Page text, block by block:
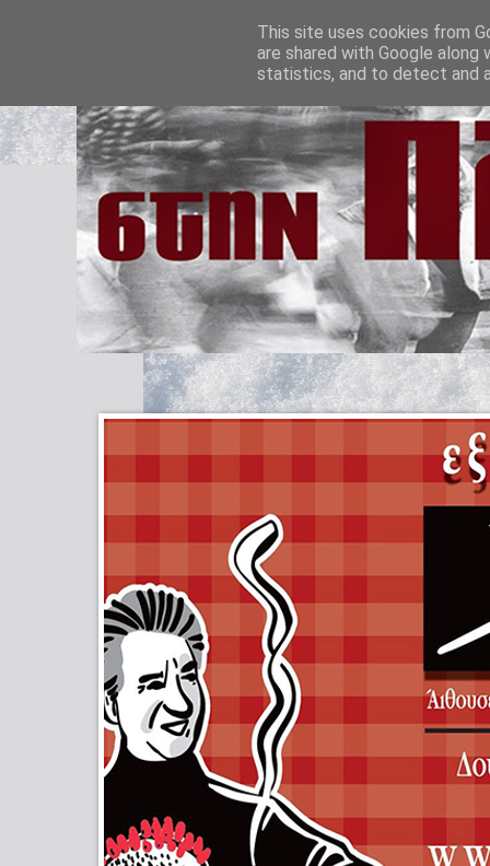
This site uses cookies from
are shared with Google
statistics, and to detect and